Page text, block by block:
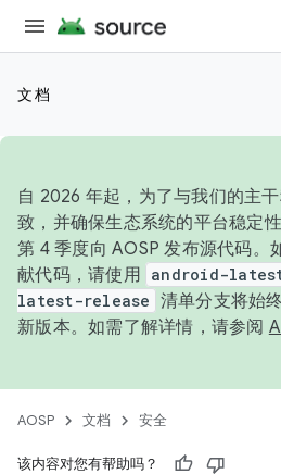
文档
自 2026 年起，为了与我们的主
致，并确保生态系统的平台稳定
第 4 季度向 AOSP 发布源代码。
献代码，请使用 android-
latest-release 清单分支将始
新版本。如需了解详情，请参阅
AOSP 文档 安全
该内容对您有帮助吗？